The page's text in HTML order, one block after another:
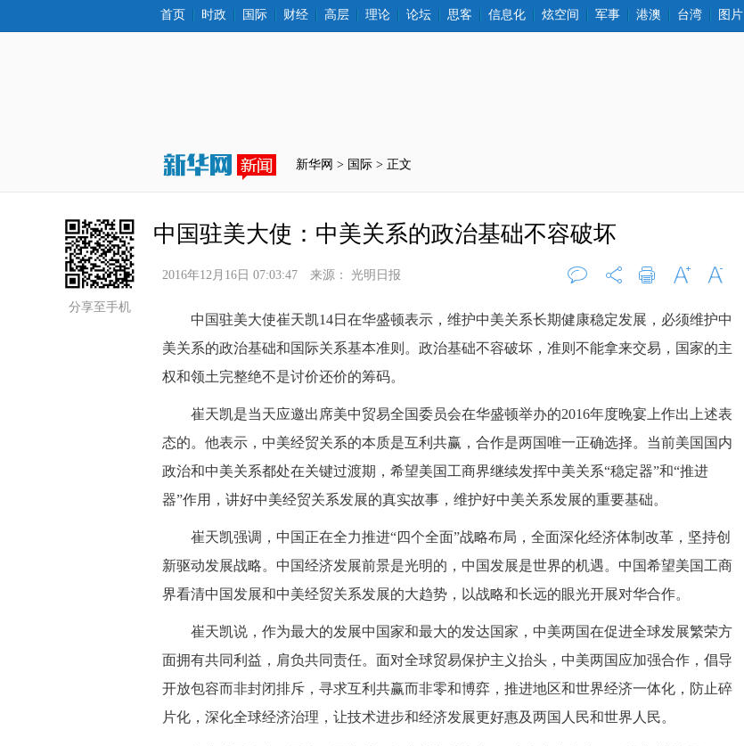
首页 时政 国际 财经 高层 理论 论坛 思客 信息化 炫空间 军事 港澳 台湾 图片
新华网 > 国际 > 正文
分享至手机
中国驻美大使：中美关系的政治基础不容破坏
2016年12月16日 07:03:47 来源： 光明日报
评论 打印 字大 字小
中国驻美大使崔天凯14日在华盛顿表示，维护中美关系长期健康稳定发展，必须维护中
美关系的政治基础和国际关系基本准则。政治基础不容破坏，准则不能拿来交易，国家的主
权和领土完整绝不是讨价还价的筹码。
崔天凯是当天应邀出席美中贸易全国委员会在华盛顿举办的2016年度晚宴上作出上述表
态的。他表示，中美经贸关系的本质是互利共赢，合作是两国唯一正确选择。当前美国国内
政治和中美关系都处在关键过渡期，希望美国工商界继续发挥中美关系“稳定器”和“推进
器”作用，讲好中美经贸关系发展的真实故事，维护好中美关系发展的重要基础。
崔天凯强调，中国正在全力推进“四个全面”战略布局，全面深化经济体制改革，坚持创
新驱动发展战略。中国经济发展前景是光明的，中国发展是世界的机遇。中国希望美国工商
界看清中国发展和中美经贸关系发展的大趋势，以战略和长远的眼光开展对华合作。
崔天凯说，作为最大的发展中国家和最大的发达国家，中美两国在促进全球发展繁荣方
面拥有共同利益，肩负共同责任。面对全球贸易保护主义抬头，中美两国应加强合作，倡导
开放包容而非封闭排斥，寻求互利共赢而非零和博弈，推进地区和世界经济一体化，防止碎
片化，深化全球经济治理，让技术进步和经济发展更好惠及两国人民和世界人民。